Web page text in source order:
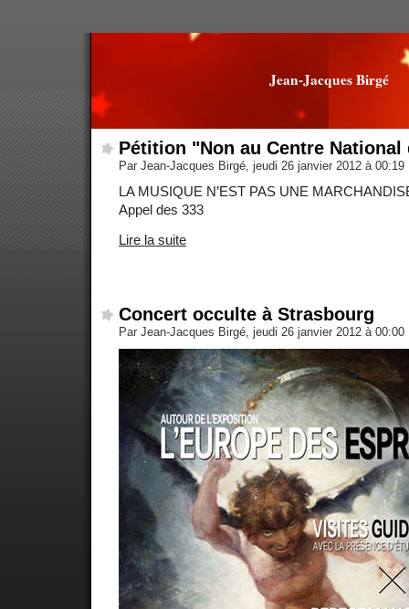
Jean-Jacques Birgé
Pétition "Non au Centre National
Par Jean-Jacques Birgé, jeudi 26 janvier 2012 à 00:19
LA MUSIQUE N’EST PAS UNE
Appel des 333
Lire la suite
Concert occulte à Strasbourg
Par Jean-Jacques Birgé, jeudi 26 janvier 2012 à 00:00